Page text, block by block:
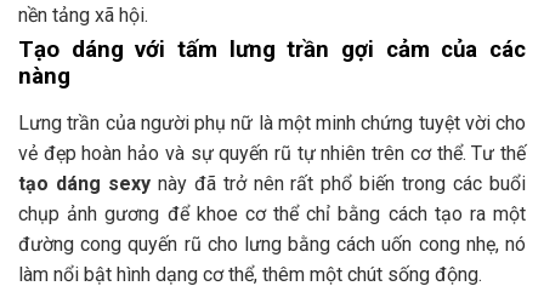
nền tảng xã hội.
Tạo dáng với tấm lưng trần gợi cảm của các
nàng
Lưng trần của người phụ nữ là một minh chứng tuyệt vời cho
vẻ đẹp hoàn hảo và sự quyến rũ tự nhiên trên cơ thể. Tư thế
tạo dáng sexynày đã trở nên rất phổ biến trong các buổi
chụp ảnh gương để khoe cơ thể chỉ bằng cách tạo ra một
đường cong quyến rũ cho lưng bằng cách uốn cong nhẹ, nó
làm nổi bật hình dạng cơ thể, thêm một chút sống động.